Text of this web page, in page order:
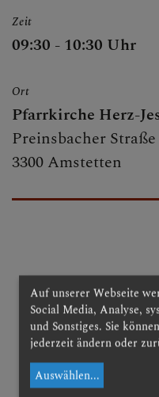
Zeit
09:30 - 10:30 Uhr
Ort
Pfarrkirche Herz-
Preinsbacher Straße
3300 Amstetten
zurück
Auf unserer Webseite
Social Media, Analyse,
und Sonstiges. Sie
jederzeit ändern oder
Auswählen...